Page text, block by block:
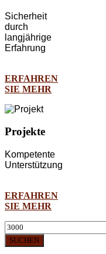
Sicherheit
durch
langjährige
Erfahrung
ERFAHREN
SIE MEHR
Projekte
Kompetente
Unterstützung
ERFAHREN
SIE MEHR
SUCHEN